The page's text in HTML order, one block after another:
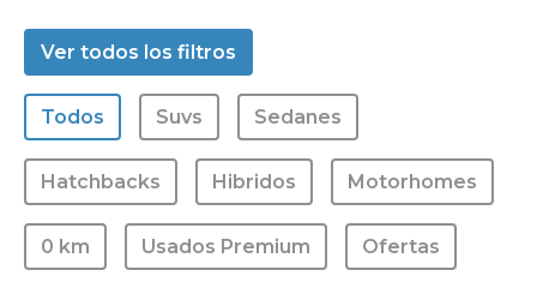
0 KM
Usados Premium
VENDÉ TU AUTO
CLIENTES
PREGUNTAS FRECUENTES
GARANTÍA CARMAK
Ver todos los filtros
Todos Suvs Sedanes
Hatchbacks Hibridos Motorhomes
0 km Usados Premium Ofertas